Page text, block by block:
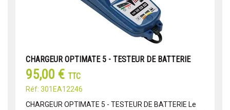
CHARGEUR OPTIMATE 5 - TESTEUR DE BATTERIE
95,00 € TTC
Réf: 301EA12246
CHARGEUR OPTIMATE 5 - TESTEUR DE BATTERIE Le